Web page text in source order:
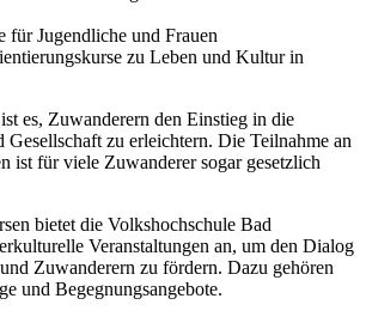
für Jugendliche und Frauen
zu Leben und Kultur in
es, Zuwanderern den Einstieg in die
Gesellschaft zu erleichtern. Die Teilnahme an
ist für viele Zuwanderer sogar gesetzlich
bietet die Volkshochschule Bad
Veranstaltungen an, um den Dialog
Zuwanderern zu fördern. Dazu gehören
und Begegnungsangebote.